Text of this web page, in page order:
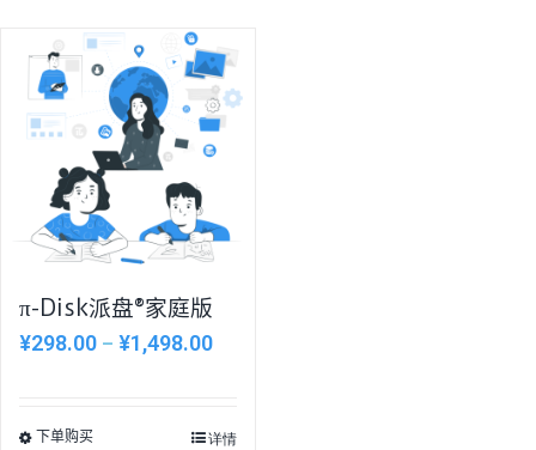
π-Disk派盘®家庭版
¥298.00 – ¥1,498.00
下单购买 详情